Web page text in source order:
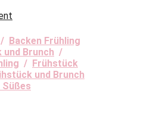
/ Backen Frühling
und Brunch /
/ Frühstück
und Brunch